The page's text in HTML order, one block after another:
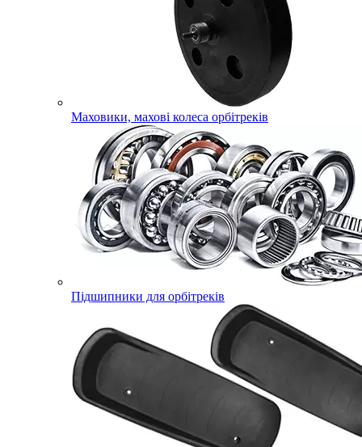
Маховики, махові колеса орбітреків
Підшипники для орбітреків